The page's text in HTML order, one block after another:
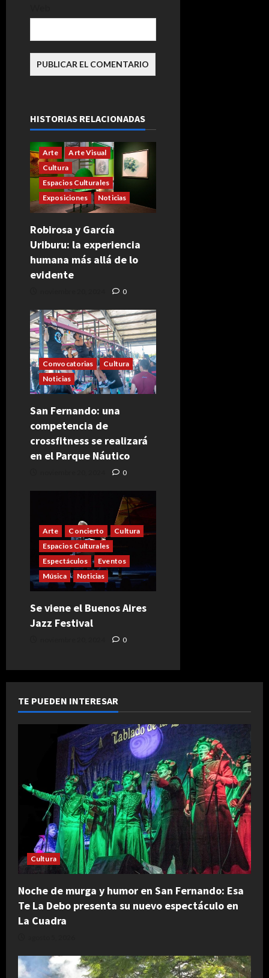
HISTORIAS RELACIONADAS
Arte
Arte Visual
Cultura
Espacios Culturales
Exposiciones
Noticias
Robirosa y García
Uriburu: la experiencia
humana más allá de lo
evidente
0
Convocatorias
Cultura
Noticias
San Fernando: una
competencia de
crossfitness se realizará
en el Parque Náutico
0
Arte Concierto
Cultura
Espacios Culturales
Espectáculos
Eventos
Música
Noticias
Se viene el Buenos Aires
Jazz Festival
0
TE PUEDEN INTERESAR
Cultura
Noche de murga y humor en San Fernando: Esa
Te La Debo presenta su nuevo espectáculo en
La Cuadra